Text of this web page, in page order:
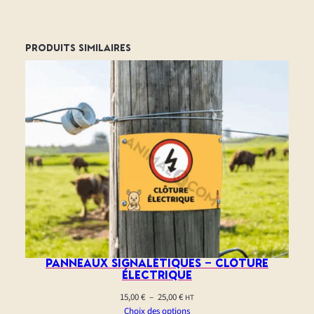
i
s
c
h
e
n
s
e
Produits similaires
Panneaux signalétiques – clôture
électrique
15,00€ – 25,00€Plage
de
HT
Choix des options